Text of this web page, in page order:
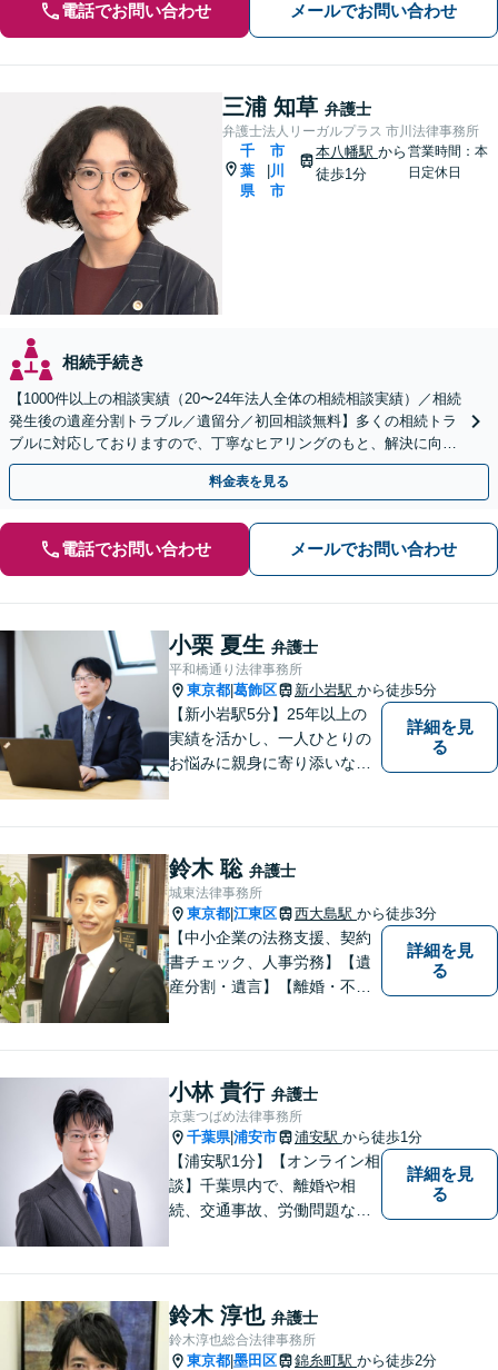
電話でお問い合わせ メールでお問い合わせ
三浦 知草 弁護士
弁護士法人リーガルプラス 市川法律事務所
千
葉
県
市
川
市
本八幡駅 から
徒歩1分
営業時間：本
日定休日
相続手続き
【1000件以上の相談実績（20〜24年法人全体の相続相談実績）／相続
発生後の遺産分割トラブル／遺留分／初回相談無料】多くの相続トラ
ブルに対応しておりますので、丁寧なヒアリングのもと、解決に向け
たアドバイス・ご提案をいたします。
料金表を見る
電話でお問い合わせ メールでお問い合わせ
小栗 夏生 弁護士
平和橋通り法律事務所
東京都 葛飾区 新小岩駅 から徒歩5分
【新小岩駅5分】25年以上の
実績を活かし、一人ひとりの
お悩みに親身に寄り添いなが
や未来を見据えたサポートを
大切にしています。【休日や
夜間相談も柔軟に対応】【WE
B相談可】
詳細を見
る
鈴木 聡 弁護士
城東法律事務所
東京都 江東区 西大島駅 から徒歩3分
【中小企業の法務支援、契約
書チェック、人事労務】【遺
産分割・遺言】【離婚・不倫
分野あり】民間企業出身の弁
護士が、経営者・ビジネスパ
ーソンの悩みに「速く・適切
に」対応。
詳細を見
る
小林 貴行 弁護士
京葉つばめ法律事務所
千葉県|浦安市 浦安駅 から徒歩1分
【浦安駅1分】【オンライン相
談】千葉県内で、離婚や相
続、交通事故、労働問題な
た」と思っていただけるよ
う、誠実に対応いたします。
【相談しやすい法律事務所】
詳細を見
る
鈴木 淳也 弁護士
鈴木淳也総合法律事務所
東京都 墨田区 錦糸町駅 から徒歩2分